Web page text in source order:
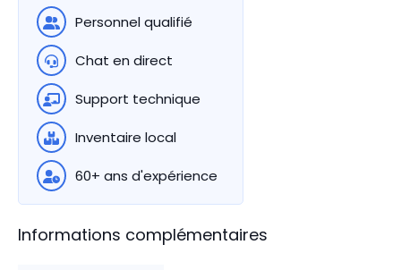
Personnel qualifié
Chat en direct
Support technique
Inventaire local
60+ ans d'expérience
Informations complémentaires